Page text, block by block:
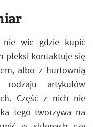
nie wie gdzie kupić
pleksi kontaktuje się
albo z hurtownią
artykułów
Część z nich nie
tego tworzywa na